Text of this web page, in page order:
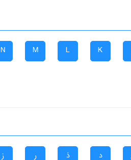
K
L
M
N
د ذ ر ز